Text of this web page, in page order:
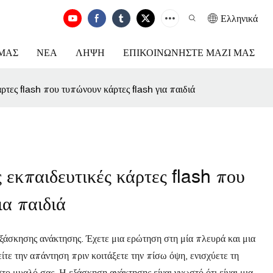
Ελληνικά
ΝΈΑ ΛΉΨΗ ΕΠΙΚΟΙΝΩΝΉΣΤΕ ΜΑΖΊ ΜΑΣ
flash που τυπώνουν κάρτες flash για παιδιά
εκπαιδευτικές κάρτες flash που
παιδιά
ανάκτησης. Έχετε μια ερώτηση στη μία πλευρά και μια
την απάντηση πριν κοιτάξετε την πίσω όψη, ενισχύετε τη